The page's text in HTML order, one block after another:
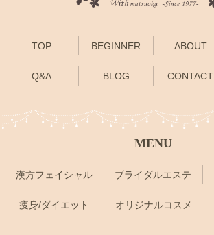
TOP BEGINNER ABOUT
Q&A BLOG CONTACT
MENU
漢方フェイシャル ブライダルエステ
痩身/ダイエット オリジナルコスメ